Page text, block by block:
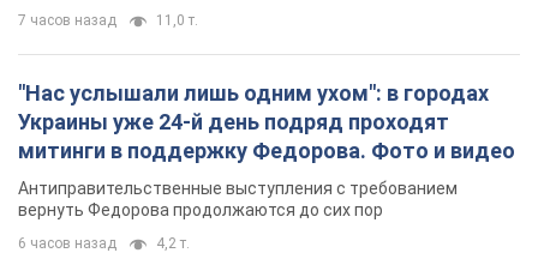
7 часов назад 11,0 т.
"Нас услышали лишь одним ухом": в городах
Украины уже 24-й день подряд проходят
митинги в поддержку Федорова. Фото и видео
Антиправительственные выступления с требованием
вернуть Федорова продолжаются до сих пор
6 часов назад 4,2 т.